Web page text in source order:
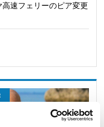
速フェリーのピア変更